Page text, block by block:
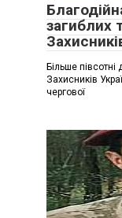
загиблих
Більше півсотні
Захисників
чергової